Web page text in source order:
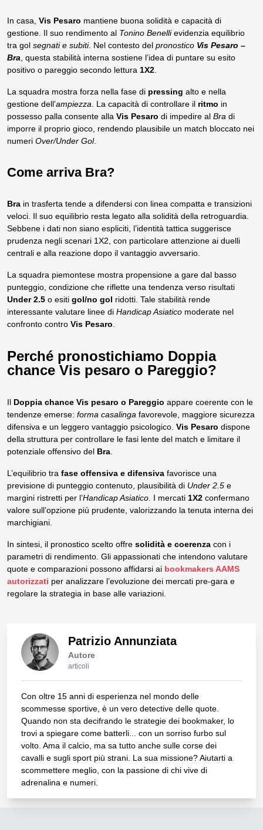
In casa, Vis Pesaro mantiene buona solidità e capacità di
gestione. Il suo rendimento al Tonino Benellievidenzia equilibrio
tra gol segnati e subiti. Nel contesto del pronostico Vis Pesaro –
Bra, questa stabilità interna sostiene l’idea di puntare su esito
positivo o pareggio secondo lettura 1X2.
La squadra mostra forza nella fase di pressing alto e nella
gestione dell’ampiezza. La capacità di controllare il ritmo in
possesso palla consente alla Vis Pesaro di impedire al Bra di
imporre il proprio gioco, rendendo plausibile un match bloccato nei
numeri Over/Under Gol.
Come arriva Bra?
Bra in trasferta tende a difendersi con linea compatta e transizioni
veloci. Il suo equilibrio resta legato alla solidità della retroguardia.
Sebbene i dati non siano espliciti, l’identità tattica suggerisce
prudenza negli scenari 1X2, con particolare attenzione ai duelli
centrali e alla reazione dopo il vantaggio avversario.
La squadra piemontese mostra propensione a gare dal basso
punteggio, condizione che riflette una tendenza verso risultati
Under 2.5 o esiti gol/no gol ridotti. Tale stabilità rende
interessante valutare linee di Handicap Asiatico moderate nel
confronto contro Vis Pesaro.
Perché pronostichiamo Doppia
chance Vis pesaro o Pareggio?
Il Doppia chance Vis pesaro o Pareggio appare coerente con le
tendenze emerse: forma casalinga favorevole, maggiore sicurezza
difensiva e un leggero vantaggio psicologico. Vis Pesaro dispone
della struttura per controllare le fasi lente del match e limitare il
potenziale offensivo del Bra.
L’equilibrio tra fase offensiva e difensiva favorisce una
previsione di punteggio contenuto, plausibilità di Under 2.5 e
margini ristretti per l’Handicap Asiatico. I mercati 1X2 confermano
valore sull’opzione più prudente, valorizzando la tenuta interna dei
marchigiani.
In sintesi, il pronostico scelto offre solidità e coerenza con i
parametri di rendimento. Gli appassionati che intendono valutare
quote e comparazioni possono affidarsi ai bookmakers AAMS
autorizzati per analizzare l’evoluzione dei mercati pre-gara e
regolare la strategia in base alle variazioni.
Patrizio Annunziata
Autore
articoli
Con oltre 15 anni di esperienza nel mondo delle
scommesse sportive, è un vero detective delle quote.
Quando non sta decifrando le strategie dei bookmaker, lo
trovi a spiegare come batterli... con un sorriso furbo sul
volto. Ama il calcio, ma sa tutto anche sulle corse dei
cavalli e sugli sport più strani. La sua missione? Aiutarti a
scommettere meglio, con la passione di chi vive di
adrenalina e numeri.